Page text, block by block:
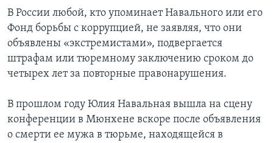
В России любой, кто упоминает Навального или его
Фонд борьбы с коррупцией, не заявляя, что они
объявлены «экстремистами», подвергается
штрафам или тюремному заключению сроком до
четырех лет за повторные правонарушения.
В прошлом году Юлия Навальная вышла на сцену
конференции в Мюнхене вскоре после объявления
о смерти ее мужа в тюрьме, находящейся в